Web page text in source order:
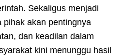
Sekaligus menjadi
pihak akan pentingnya
dan keadilan dalam
kini menunggu hasil